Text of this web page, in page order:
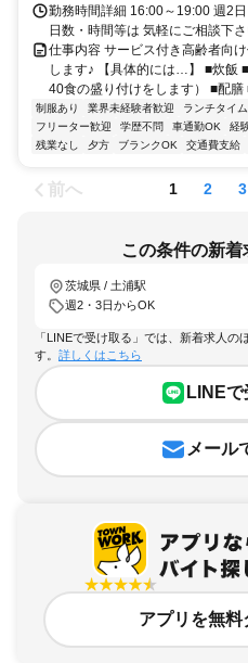
勤務時間詳細 16:00～19:00 週2
日数・時間等は 気軽にご相談下さ
仕事内容 サービス付き高齢者向
します♪ 【具体的には…】 ■炊飯
40食の盛り付けをします） ■配膳
制服あり 業界未経験者歓迎 ランチタイム
フリーター歓迎
学歴不問 車通勤OK 経
残業なし
夕方 ブランクOK 交通費支給
前へ 1 2 3
この条件の新
茨城県 / 土浦駅
週2・3日からOK
「LINEで受け取る」では、新着求人の
す。 詳しくはこちら
LINE
メール
アプリを無料